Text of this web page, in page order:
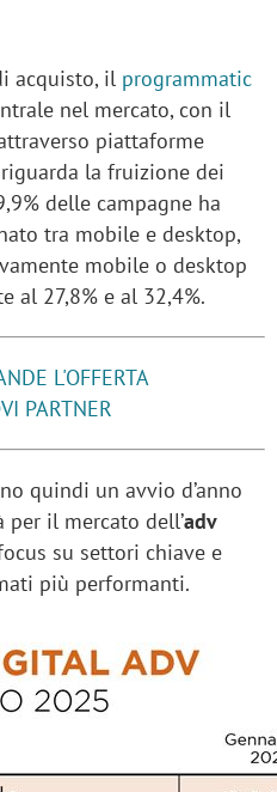
acquisto, il programmatic
nel mercato, con il
piattaforme
la fruizione dei
delle campagne ha
tra mobile e desktop,
mobile o desktop
al 27,8% e al 32,4%.
L'OFFERTA
PARTNER
quindi un avvio d’anno
per il mercato dell’adv
su settori chiave e
più performanti.